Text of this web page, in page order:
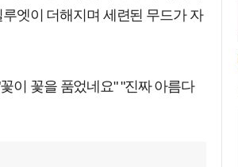
엣이 더해지며 세련된 무드가 자
이 꽃을 품었네요" "진짜 아름다